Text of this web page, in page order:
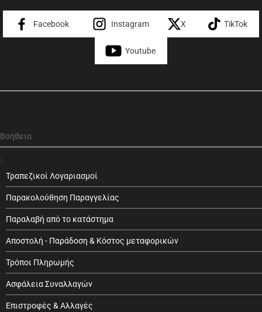
Facebook Instagram X TikTok
Youtube
Βοήθεια
Τραπεζικοί Λογαριασμοί
Παρακολούθηση Παραγγελίας
Παραλαβή από το κατάστημα
Αποστολή - Παράδοση & Κόστος μεταφορικών
Τρόποι Πληρωμής
Ασφάλεια Συναλλαγών
Επιστροφές & Αλλαγές